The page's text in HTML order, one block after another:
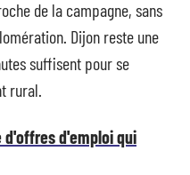
de la campagne, sans
Dijon reste une
suffisent pour se
rural.
d'offres d'emploi qui